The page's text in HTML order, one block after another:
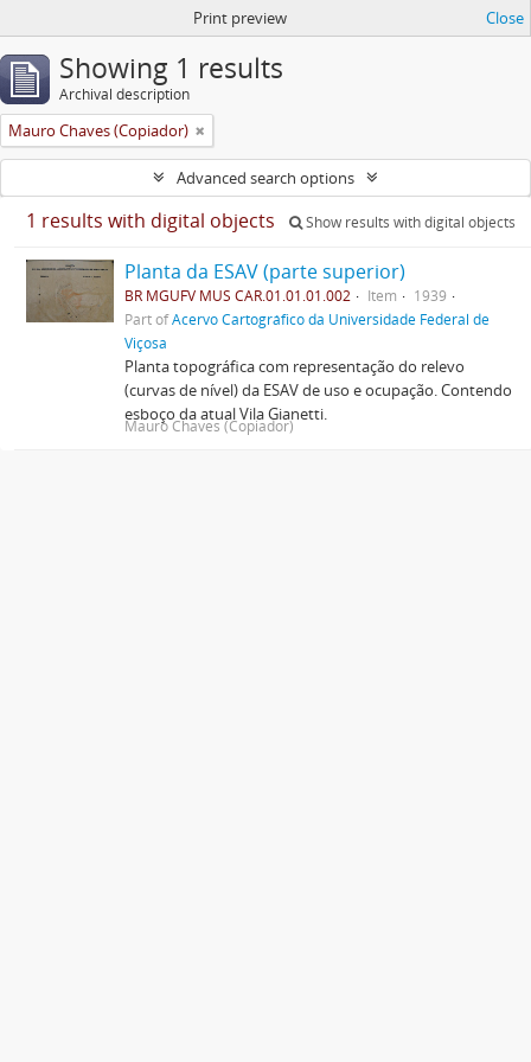
Print preview Close
Showing 1 results
Archival description
Mauro Chaves (Copiador)
Advanced search options
1 results with digital objects Show results with digital objects
Planta da ESAV (parte superior)
BR MGUFV MUS CAR.01.01.01.002 Item
1939
Part ofAcervo Cartográfico da Universidade Federal de
Viçosa
Planta topográfica com representação do relevo
(curvas de nível) da ESAV de uso e ocupação. Contendo
esboço da atual Vila Gianetti.
Mauro Chaves (Copiador)